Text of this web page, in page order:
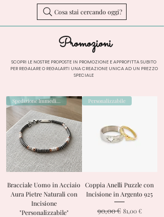
Cosa stai cercando oggi?
Promozioni
SCOPRI LE NOSTRE PROPOSTE IN PROMOZIONE E APPROFITTA SUBITO
PER REGALARE O REGALARTI UNA CREAZIONE UNICA AD UN PREZZO
SPECIALE
Spedizione Immediata
Bracciale Uomo in Acciaio
Aura Pietre Naturali con
Incisione
"Personalizzabile"
Personalizzabile
Coppia Anelli Puzzle con
Incisione in Argento 925
Prezzo regolare
90,00 € Prezzo scontato
81,00 €